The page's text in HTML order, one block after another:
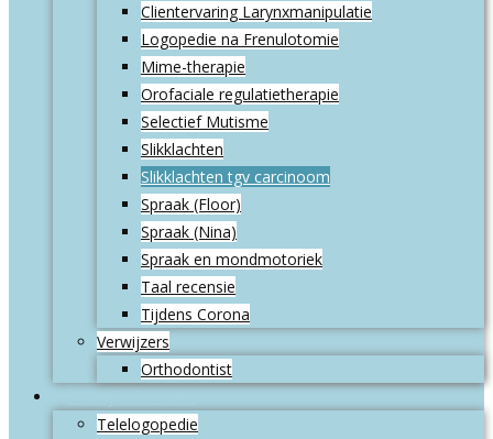
Clientervaring Larynxmanipulatie
Logopedie na Frenulotomie
Mime-therapie
Orofaciale regulatietherapie
Selectief Mutisme
Slikklachten
Slikklachten tgv carcinoom
Spraak (Floor)
Spraak (Nina)
Spraak en mondmotoriek
Taal recensie
Tijdens Corona
Verwijzers
Orthodontist
Telelogopedie